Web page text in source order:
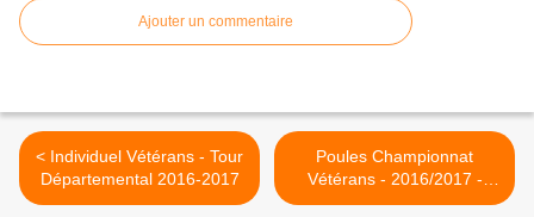
Ajouter un commentaire
< Individuel Vétérans - Tour
Départemental 2016-2017
Poules Championnat
Vétérans - 2016/2017 -
Phase 2 >